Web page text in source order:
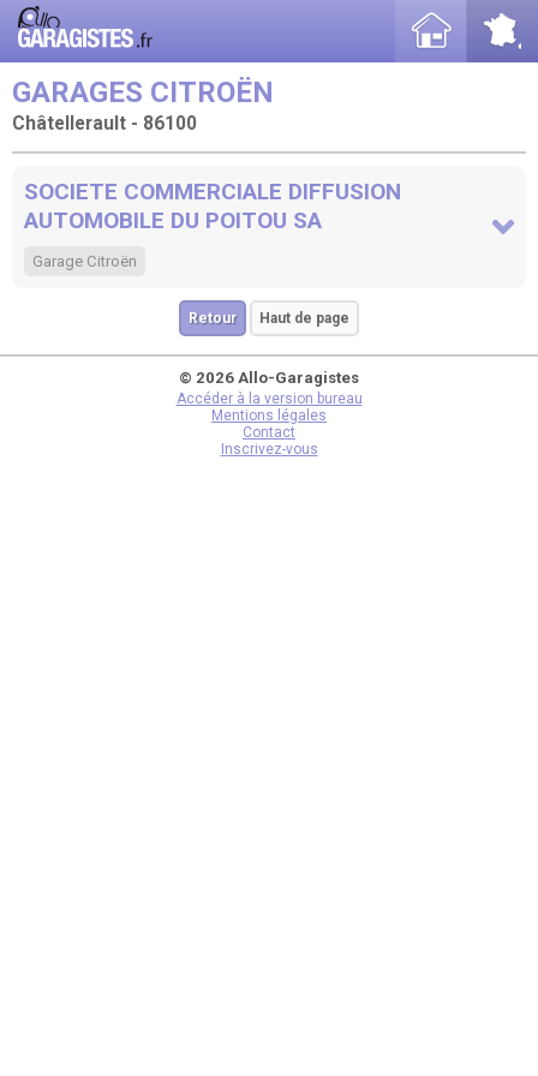
GARAGES CITROËN
Châtellerault - 86100
SOCIETE COMMERCIALE DIFFUSION
AUTOMOBILE DU POITOU SA
Garage Citroën
Retour Haut de page
© 2026 Allo-Garagistes
Accéder à la version bureau
Mentions légales
Contact
Inscrivez-vous